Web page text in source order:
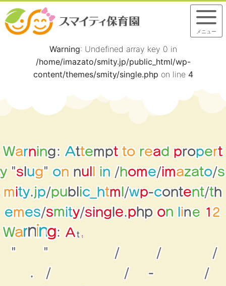
Warning: Undefined array key 0 in
/home/imazato/smity.jp/public_html/wp-
content/themes/smity/single.php on line 4
Warning:Attempt to read propert
y"s ug"on nu in/home/imazato/s
mity.jp/pu bl ic_ html /wp-content/t h
emes/smity/sing e.p hp on ine 12
War n ng:Att
" " / /
/
.
/ / -
/
メニュー